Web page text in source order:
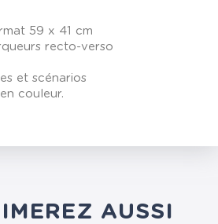
59 x 41 cm
recto-verso
et scénarios
couleur.
AUSSI